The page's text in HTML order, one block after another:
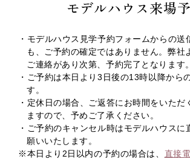
モデルハウス来場
・モデルハウス見学予約フォームからの送
も、ご予約の確定ではありません。弊社
ご連絡があり次第、予約完了となります。
・ご予約は本日より3日後の13時以降から
す。
・定休日の場合、ご返答にお時間をいただ
ますので、予めご了承ください。
・ご予約のキャンセル時はモデルハウスに
願いいたします。
※本日より2日以内の予約の場合は、 直接